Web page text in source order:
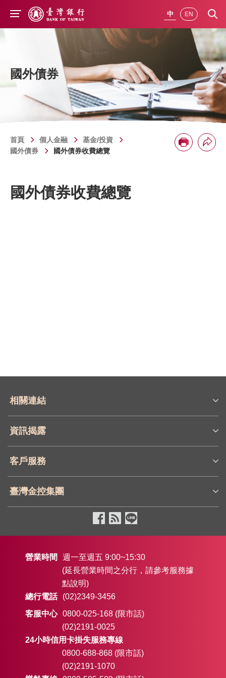
前往主要內容
中 EN
國外債券
首頁 個人金融
基金/投資
國外債券
國外債券收費總覽
分享
國外債券收費總覽
相關連結
資訊揭露
客戶服務
臺灣金控集團
營業時間
週一至週五 9:00~15:30
(延長營業時間之分行，請參考服務據
點說明)
總行電話
(02)2349-3456
客服中心 0800-025-168 (限市話)
(02)2191-0025
24小時信用卡掛失服務專線
0800-688-868 (限市話)
(02)2191-1070